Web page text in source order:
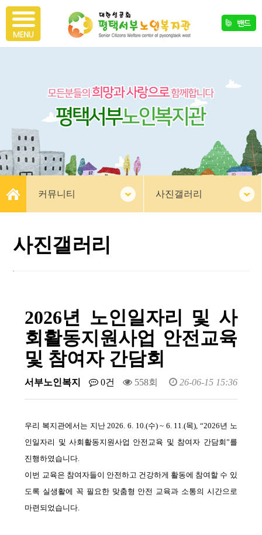
커뮤니티 사진갤러리
사진갤러리
2026년 노인일자리 및 사
회활동지원사업 안전교육
및 참여자 간담회
서부노인복지 0건 558회 26-06-15 15:36
우리 복지관에서는 지난2026. 6. 10.(수) ~ 6. 11.(목), “2026년 노
인일자리 및 사회활동지원사업 안전교육 및 참여자 간담회”를
진행하였습니다.
이번 교육은 참여자들이 안전하고 건강하게 활동에 참여할 수 있
도록 실생활에 꼭 필요한 맞춤형 안전 교육과 소통의 시간으로
마련되었습니다.